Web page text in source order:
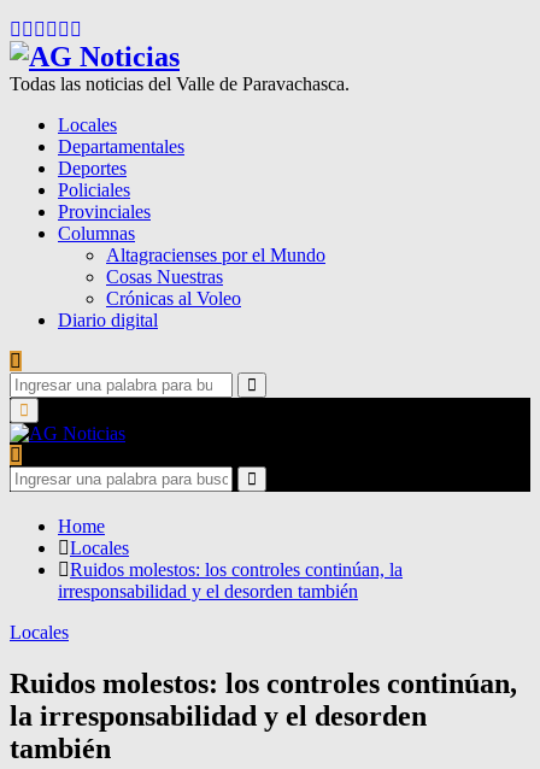
Facebook
Twitter
Instagram
Pinterest
Google
Todas las noticias del Valle de Paravachasca.
Locales
Departamentales
Deportes
Policiales
Provinciales
Columnas
Altagracienses por el Mundo
Cosas Nuestras
Crónicas al Voleo
Diario digital
Search
for:
Search
Primary
Menu
Search
for:
Search
Home
Locales
Ruidos molestos: los controles continúan, la
irresponsabilidad y el desorden también
Locales
Ruidos molestos: los controles continúan,
la irresponsabilidad y el desorden
también